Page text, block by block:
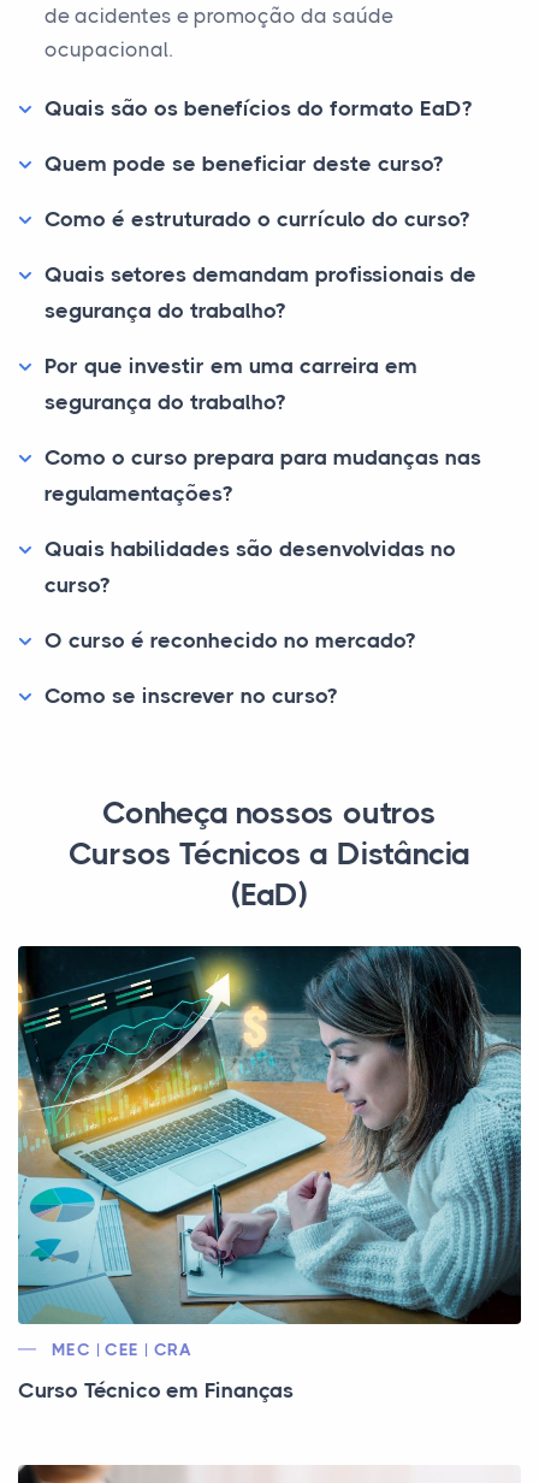
de acidentes e promoção da saúde
ocupacional.
Quais são os benefícios do formato EaD?
Quem pode se beneficiar deste curso?
Como é estruturado o currículo do curso?
Quais setores demandam profissionais de
segurança do trabalho?
Por que investir em uma carreira em
segurança do trabalho?
Como o curso prepara para mudanças nas
regulamentações?
Quais habilidades são desenvolvidas no
curso?
O curso é reconhecido no mercado?
Como se inscrever no curso?
Conheça nossos outros
Cursos Técnicos a Distância
(EaD)
MEC | CEE | CRA
Curso Técnico em Finanças